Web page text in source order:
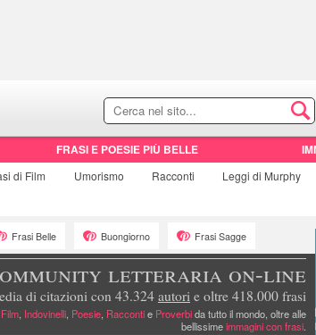
FRASI E POESIE PIÙ BELLE
di Film Umorismo Racconti Leggi di Murphy
Frasi Belle Buongiorno Frasi Sagge
letteraria on-line
di citazioni con 43.324 autori e oltre 418.000 frasi
Film, Indovinelli, Poesie, Raccontie Proverbida tutto il mondo, oltre alle
bellissimeimmagini con frasi.